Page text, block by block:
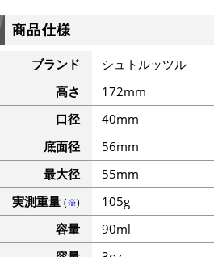
商品仕様
ブランド
シュトルッツル
高さ
172mm
口径
40mm
底面径
56mm
最大径
55mm
実測重量 (※)
105g
容量
90ml